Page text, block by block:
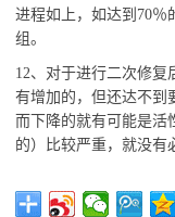
进程如上，如达到70％
组。
12、对于进行二次修复
有增加的，但还达不到
而下降的就有可能是活
的）比较严重，就没有